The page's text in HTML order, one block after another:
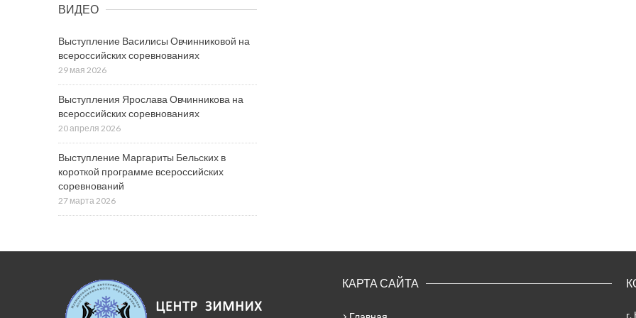
ВИДЕО
Выступление Василисы Овчинниковой на
всероссийских соревнованиях
29 мая 2026
Выступления Ярослава Овчинникова на
всероссийских соревнованиях
20 апреля 2026
Выступление Маргариты Бельских в
короткой программе всероссийских
соревнований
27 марта 2026
КАРТА САЙТА